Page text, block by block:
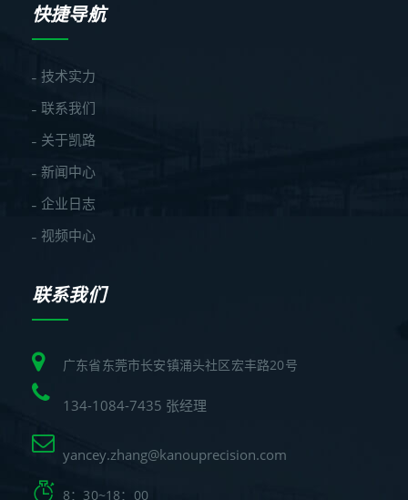
快捷导航
技术实力
联系我们
关于凯路
新闻中心
企业日志
视频中心
联系我们
广东省东莞市长安镇涌头社区宏丰路20号
134-1084-7435 张经理
yancey.zhang@kanouprecision.com
8：30~18：00